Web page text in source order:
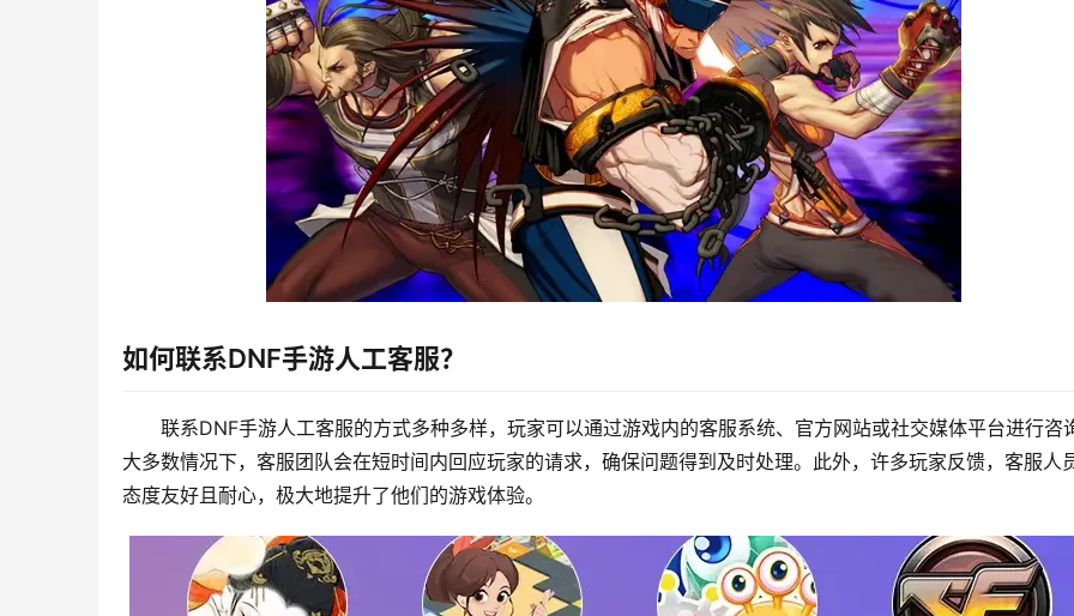
如何联系DNF手游人工客服？
联系DNF手游人工客服的方式多种多样，玩家可以通过游戏内的客服系统、官方网站或社交媒体平台进行咨
大多数情况下，客服团队会在短时间内回应玩家的请求，确保问题得到及时处理。此外，许多玩家反馈，客服人
态度友好且耐心，极大地提升了他们的游戏体验。